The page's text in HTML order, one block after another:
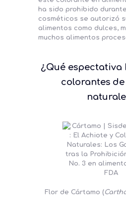
ha sido prohibido
cosméticos se autorizó
alimentos como dulces,
muchos alimentos
¿Qué espectativa
colorantes
Flor de Cártamo (